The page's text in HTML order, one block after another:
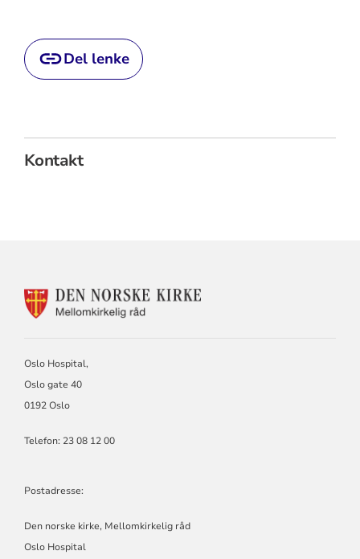
Del lenke
Kontakt
KONTAKTINFORMASJON
Oslo Hospital,
Oslo gate 40
0192 Oslo
Telefon: 23 08 12 00
Postadresse:
Den norske kirke, Mellomkirkelig råd
Oslo Hospital